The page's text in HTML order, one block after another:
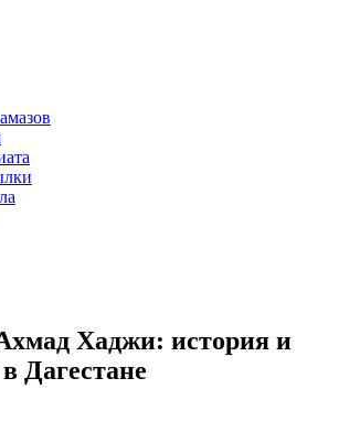
Хаджи: история и
Дагестане